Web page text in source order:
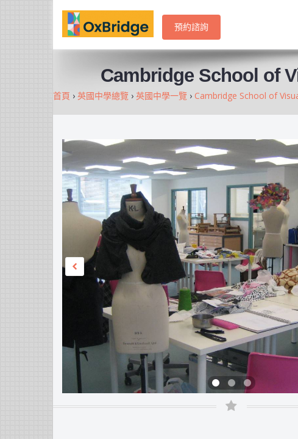
預約諮詢
Cambridge School of
首頁 › 英國中學總覽 › 英國中學一覽 › Cambridge School of